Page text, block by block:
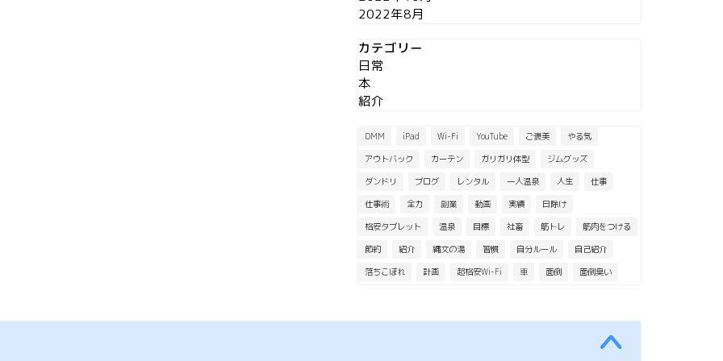
2022年8月
カテゴリー
日常
本
紹介
DMM iPad Wi-Fi YouTube ご褒美
やる気
アウトバック
カーテン ガリガリ体型
ジムグッズ
ダンドリ
ブログ レンタル 一人温泉 人生
仕事
仕事術
全力 副業 動画 実績
日除け
格安タブレット
温泉 目標 社畜 筋トレ
筋肉をつける
節約
紹介 縄文の湯 習慣 自分ルール
自己紹介
落ちこぼれ
計画 超格安Wi-Fi 車 面倒 面倒臭い